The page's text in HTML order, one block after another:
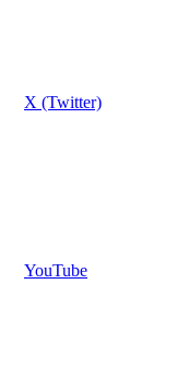
X (Twitter)
YouTube